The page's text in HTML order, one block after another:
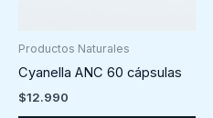
Productos Naturales
Cyanella ANC 60 cápsulas
$12.990